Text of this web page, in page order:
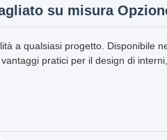
su misura
a qualsiasi progetto. Disponibile
pratici per il design di